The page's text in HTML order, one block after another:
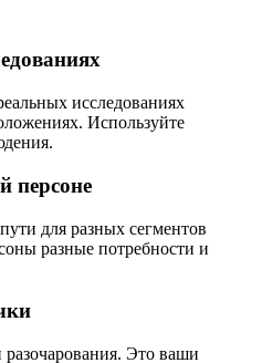
исследованиях
Используйте
персоне
для разных сегментов
разные потребности и
Это ваши